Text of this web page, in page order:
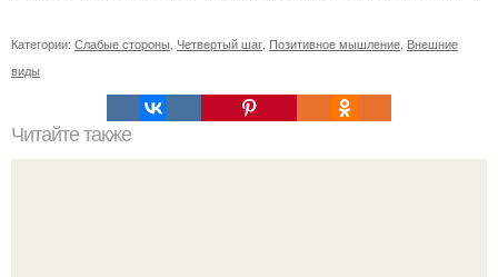
Категории: Слабые стороны Четвертый шаг Позитивное мышление Внешние
виды
Читайте также